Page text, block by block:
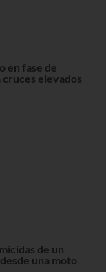
en fase de
cruces elevados
de un
una moto